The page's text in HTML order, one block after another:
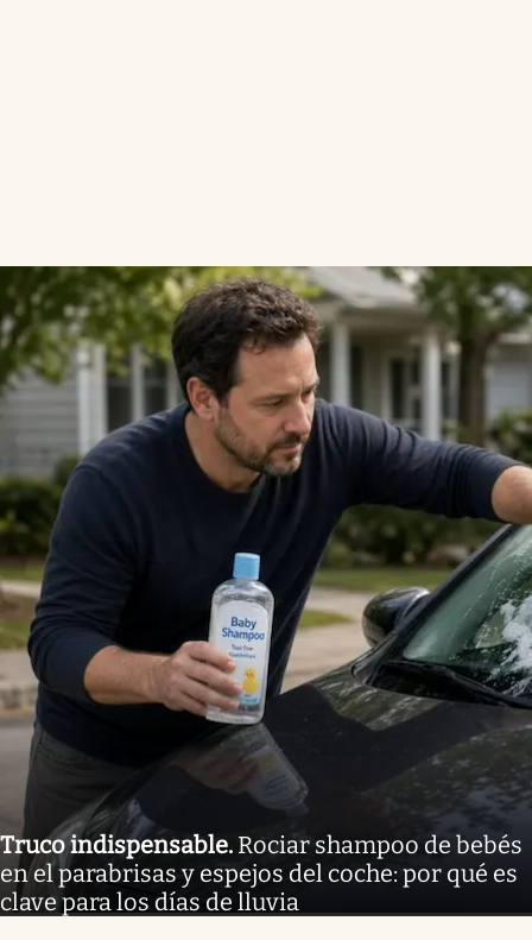
Truco indispensable. Rociar shampoo de bebés
en el parabrisas y espejos del coche: por qué es
clave para los días de lluvia